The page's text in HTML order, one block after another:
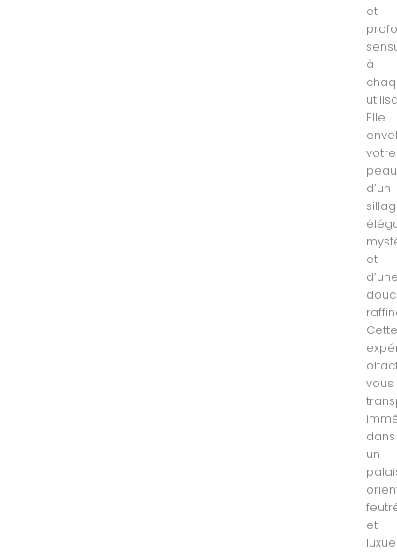
et
à
Elle
votre
peau
d’un
et
vous
dans
un
et